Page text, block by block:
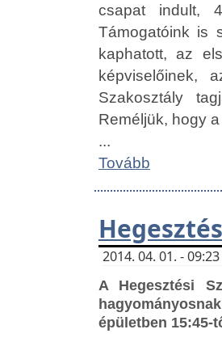
csapat indult,
Támogatóink is
kaphatott, az
képviselőinek,
Szakosztály
Reméljük, hogy
...
Tovább
2014. 04. 01. -
A Hegesztési
épületben 15:45-